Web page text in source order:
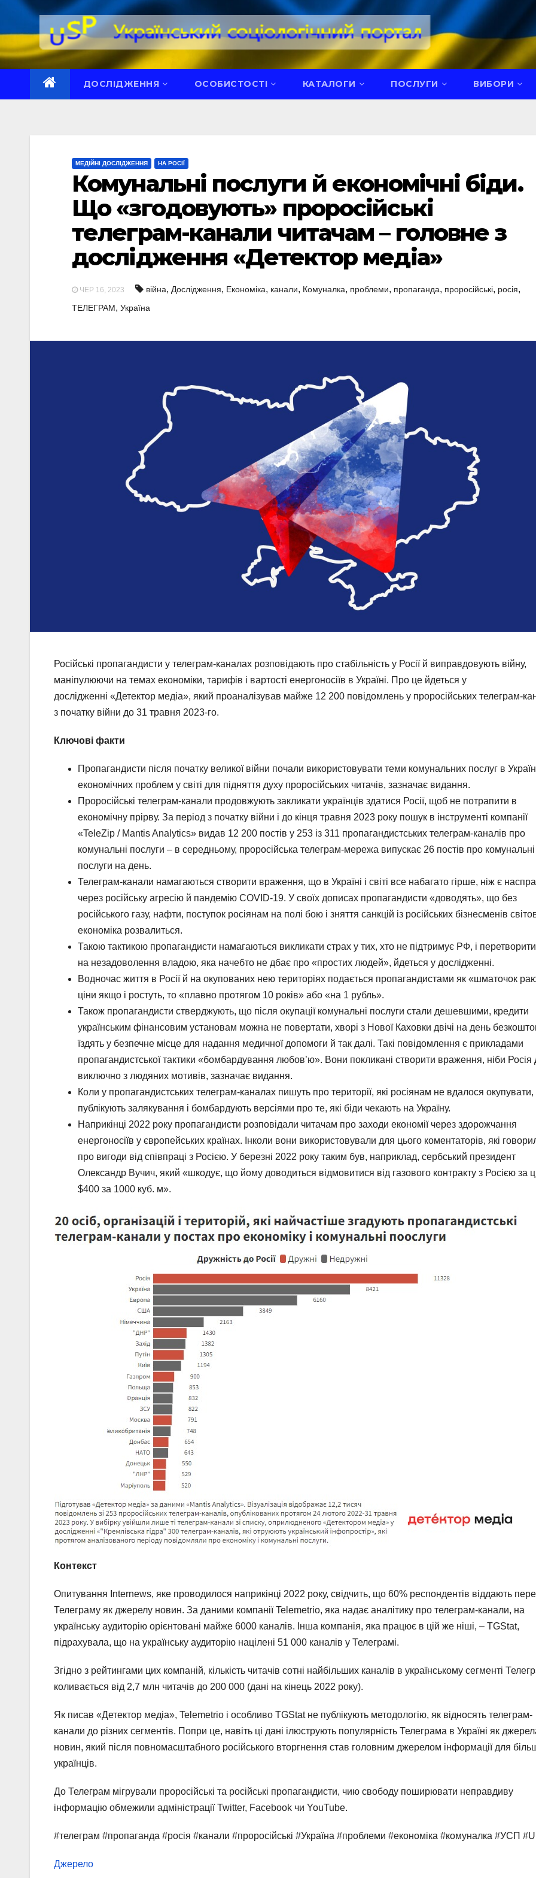
Перейти
вмісту
ДОСЛІДЖЕННЯ ОСОБИСТОСТІ КАТАЛОГИ ПОСЛУГИ ВИБОРИ
МЕДІЙНІ ДОСЛІДЖЕННЯ НА РОСІЇ
Комунальні послуги й економічні біди.
Що «згодовують» проросійські
телеграм-канали читачам – головне з
дослідження «Детектор медіа»
ЧЕР 16, 2023 війна, Дослідження, Економіка, канали, Комуналка, проблеми, пропаганда, проросійські, росія,
ТЕЛЕГРАМ, Україна
Російські пропагандисти у телеграм-каналах розповідають про стабільність у Росії й виправдовують війну,
маніпулюючи на темах економіки, тарифів і вартості енергоносіїв в Україні. Про це йдеться у
дослідженні «Детектор медіа», який проаналізував майже 12 200 повідомлень у проросійських телеграм-
з початку війни до 31 травня 2023-го.
Ключові факти
Пропагандисти після початку великої війни почали використовувати теми комунальних послуг в
економічних проблем у світі для підняття духу проросійських читачів, зазначає видання.
Проросійські телеграм-канали продовжують закликати українців здатися Росії, щоб не потрапити в
економічну прірву. За період з початку війни і до кінця травня 2023 року пошук в інструменті компанії
«TeleZip / Mantis Analytics» видав 12 200 постів у 253 із 311 пропагандистських телеграм-каналів про
комунальні послуги – в середньому, проросійська телеграм-мережа випускає 26 постів про комунальні
послуги на день.
Телеграм-канали намагаються створити враження, що в Україні і світі все набагато гірше, ніж є
через російську агресію й пандемію COVID-19. У своїх дописах пропагандисти «доводять», що без
російського газу, нафти, поступок росіянам на полі бою і зняття санкцій із російських бізнесменів
економіка розвалиться.
Такою тактикою пропагандисти намагаються викликати страх у тих, хто не підтримує РФ, і
на незадоволення владою, яка начебто не дбає про «простих людей», йдеться у дослідженні.
Водночас життя в Росії й на окупованих нею територіях подається пропагандистами як «шматочок
ціни якщо і ростуть, то «плавно протягом 10 років» або «на 1 рубль».
Також пропагандисти стверджують, що після окупації комунальні послуги стали дешевшими, кредити
українським фінансовим установам можна не повертати, хворі з Нової Каховки двічі на день
їздять у безпечне місце для надання медичної допомоги й так далі. Такі повідомлення є прикладами
пропагандистської тактики «бомбардування любов’ю». Вони покликані створити враження, ніби Росія
виключно з людяних мотивів, зазначає видання.
Коли у пропагандистських телеграм-каналах пишуть про території, які росіянам не вдалося окупувати,
публікують залякування і бомбардують версіями про те, які біди чекають на Україну.
Наприкінці 2022 року пропагандисти розповідали читачам про заходи економії через здорожчання
енергоносіїв у європейських країнах. Інколи вони використовували для цього коментаторів, які
про вигоди від співпраці з Росією. У березні 2022 року таким був, наприклад, сербський президент
Олександр Вучич, який «шкодує, що йому доводиться відмовитися від газового контракту з Росією за
$400 за 1000 куб. м».
Контекст
Опитування Internews, яке проводилося наприкінці 2022 року, свідчить, що 60% респондентів віддають
Телеграму як джерелу новин. За даними компанії Telemetrio, яка надає аналітику про телеграм-канали, на
українську аудиторію орієнтовані майже 6000 каналів. Інша компанія, яка працює в цій же ніші, – TGStat,
підрахувала, що на українську аудиторію націлені 51 000 каналів у Телеграмі.
Згідно з рейтингами цих компаній, кількість читачів сотні найбільших каналів в українському сегменті
коливається від 2,7 млн читачів до 200 000 (дані на кінець 2022 року).
Як писав «Детектор медіа», Telemetrio і особливо TGStat не публікують методологію, як відносять телеграм-
канали до різних сегментів. Попри це, навіть ці дані ілюструють популярність Телеграма в Україні як
новин, який після повномасштабного російського вторгнення став головним джерелом інформації для
українців.
До Телеграм мігрували проросійські та російські пропагандисти, чию свободу поширювати неправдиву
інформацію обмежили адміністрації Twitter, Facebook чи YouTube.
#телеграм #пропаганда #росія #канали #проросійські #Україна #проблеми #економіка #комуналка #УСП
Джерело